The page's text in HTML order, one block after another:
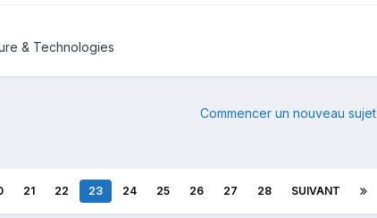
& Technologies
Commencer un nouveau sujet
21 22 23 24 25 26 27 28 SUIVANT